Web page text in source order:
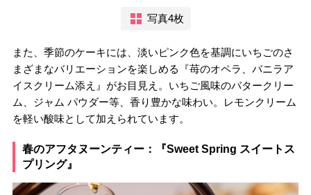
写真4枚
また、季節のケーキには、淡いピンク色を基調にいちごのさ
まざまなバリエーションを楽しめる『苺のオペラ、バニラア
イスクリーム添え』がお目見え。いちご風味のバタークリー
ム、ジャム パウダー等、香り豊かな味わい。レモンクリーム
を軽い酸味として加えられています。
春のアフタヌーンティー：『Sweet Spring スイートス
プリング』